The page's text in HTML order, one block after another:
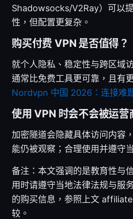
Shadowsocks/V2Ray）可以
性，但配置更复杂。
购买付费 VPN 是否值得？
就个人隐私、稳定性与跨区域
通常比免费工具更可靠，且有
Nordvpn 中国 2026：连接难
使用 VPN 时会不会被运营
加密隧道会隐藏具体访问内容
能仍被观察；合理使用并遵守
备注：本文强调的是教育性与
用时请遵守当地法律法规与服
的购买信息，参照上文
较。